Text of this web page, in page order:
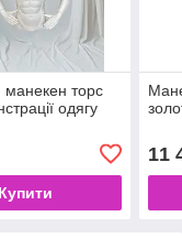
манекен торс
одягу
Купити
11